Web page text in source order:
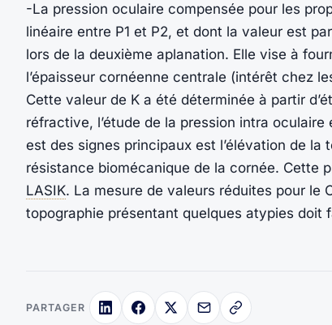
-La pression oculaire compensée pour les
linéaire entre P1 et P2, et dont la valeur est
lors de la deuxième aplanation. Elle vise à
l’épaisseur cornéenne centrale (intérêt chez
Cette valeur de K a été déterminée à partir
réfractive, l’étude de la pression intra
est des signes principaux est l’élévation de la
résistance biomécanique de la cornée. Cette
LASIK. La mesure de valeurs réduites pour le
topographie présentant quelques atypies doit
PARTAGER